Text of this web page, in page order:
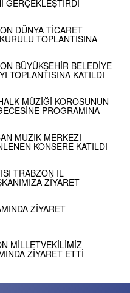
GERÇEKLEŞTİRDİ
DÜNYA TİCARET
TOPLANTISINA
BÜYÜKŞEHİR BELEDİYE
TOPLANTISINA KATILDI
MÜZİĞİ KOROSUNUN
PROGRAMINA
MÜZİK MERKEZİ
KONSERE KATILDI
TRABZON İL
ZİYARET
ZİYARET
MİLLETVEKİLİMİZ
ZİYARET ETTİ